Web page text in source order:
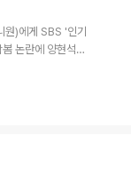
저항군의 리더인
이넷'이 만들어놓
가득 찬 비주얼들
원)에게 SBS '인기
논란에 양현석은
는 것, 2차적 것
라는 거대 기획
빅뱅이라든가, ..